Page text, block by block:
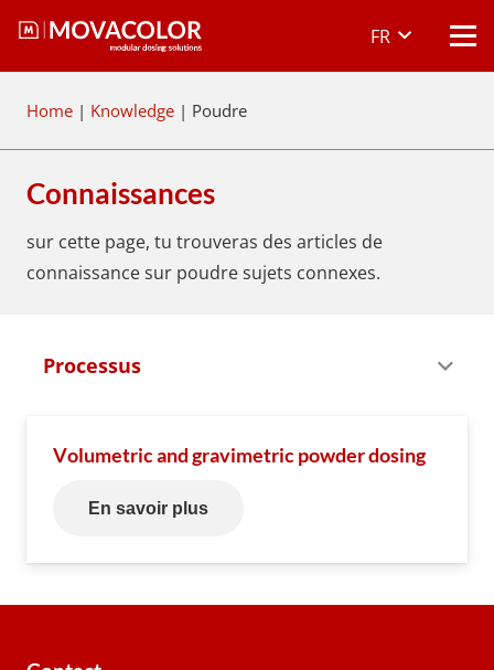
FR
Home | Knowledge | Poudre
Connaissances
sur cette page, tu trouveras des articles de
connaissance sur poudresujets connexes.
Processus
Volumetric and gravimetric powder dosing
En savoir plus